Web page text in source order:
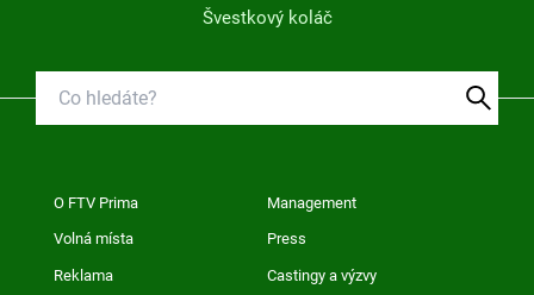
Švestkový koláč
O FTV Prima Management
Volná místa Press
Reklama Castingy a výzvy